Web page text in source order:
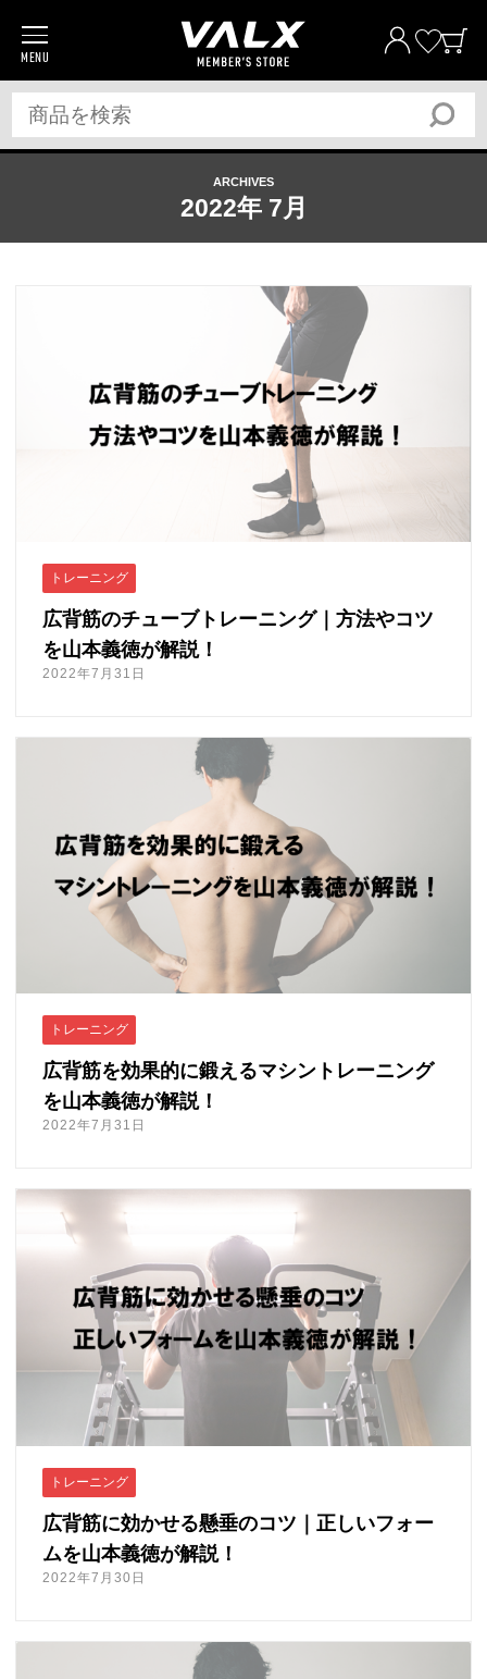
MENU
商品一覧
プロテイン
サプリメント
トレーニングギア/グッズ
ベストプライス宣言
筋トレ大学PRO
ANA
楽天
ふるさとチョイス
ENGLISH
ARCHIVES
2022年 7月
トレーニング
広背筋のチューブトレーニング｜方法やコツ
を山本義徳が解説！
2022年7月31日
トレーニング
広背筋を効果的に鍛えるマシントレーニング
を山本義徳が解説！
2022年7月31日
トレーニング
広背筋に効かせる懸垂のコツ｜正しいフォー
ムを山本義徳が解説！
2022年7月30日